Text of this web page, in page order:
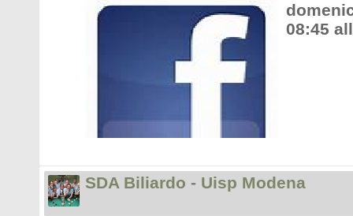
08:45
SDA Biliardo - Uisp Modena